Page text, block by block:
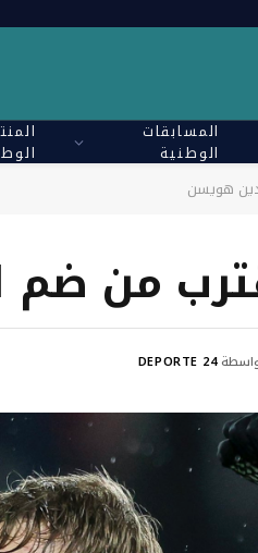
المسابقات
الوطنية
دين هويسن
من
DEPORTE 24